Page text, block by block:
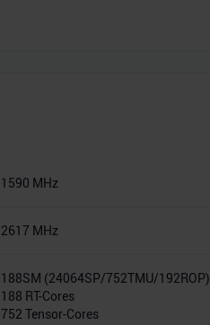
1590 MHz
2617 MHz
188SM (24064SP/752TMU/192ROP)
188 RT-Cores
752 Tensor-Cores